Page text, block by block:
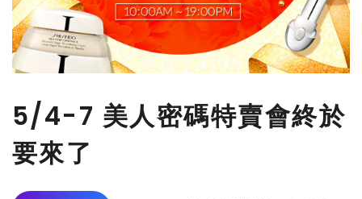
5/4-7 美人密碼特賣會終於
要來了